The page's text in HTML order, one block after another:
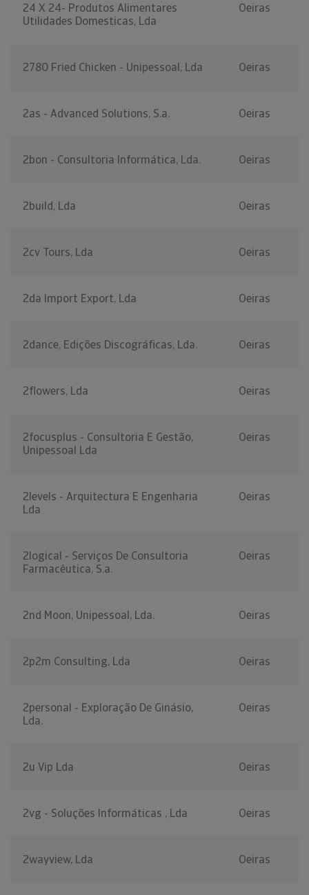
24 X 24- Produtos Alimentares
Utilidades Domesticas, Lda
Oeiras
2780 Fried Chicken - Unipessoal, Lda Oeiras
2as - Advanced Solutions, S.a. Oeiras
2bon - Consultoria Informática, Lda. Oeiras
2build, Lda Oeiras
2cv Tours, Lda Oeiras
2da Import Export, Lda Oeiras
2dance, Edições Discográficas, Lda. Oeiras
2flowers, Lda Oeiras
2focusplus - Consultoria E Gestão,
Unipessoal Lda
Oeiras
2levels - Arquitectura E Engenharia
Lda
Oeiras
2logical - Serviços De Consultoria
Farmacêutica, S.a.
Oeiras
2nd Moon, Unipessoal, Lda. Oeiras
2p2m Consulting, Lda Oeiras
2personal - Exploração De Ginásio,
Lda.
Oeiras
2u Vip Lda Oeiras
2vg - Soluções Informáticas , Lda Oeiras
2wayview, Lda Oeiras